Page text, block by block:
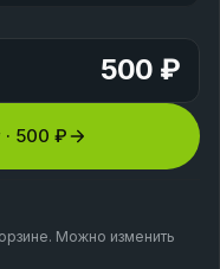
500 ₽
500 ₽
Можно изменить